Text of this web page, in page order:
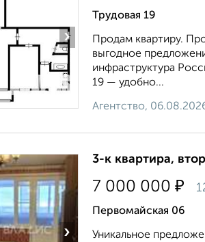
›
Трудовая 19
Продам квартиру.
выгодное
инфраструктура
19 — удобно...
Агентство,
›
3-к квартира,
7 000 000 ₽
Первомайская 06
Уникальное